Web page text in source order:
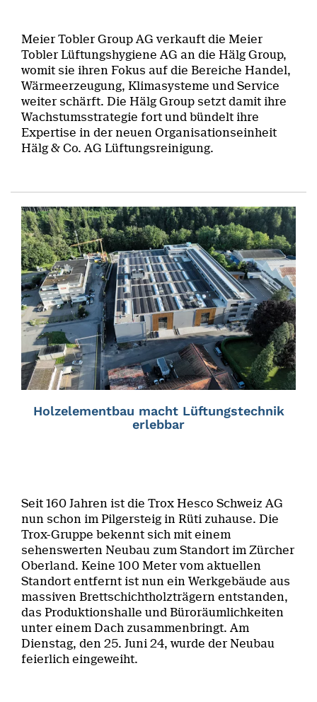
Meier Tobler Group AG verkauft die Meier
Tobler Lüftungshygiene AG an die Hälg Group,
womit sie ihren Fokus auf die Bereiche Handel,
Wärmeerzeugung, Klimasysteme und Service
weiter schärft. Die Hälg Group setzt damit ihre
Wachstumsstrategie fort und bündelt ihre
Expertise in der neuen Organisationseinheit
Hälg & Co. AG Lüftungsreinigung.
Holzelementbau macht Lüftungstechnik
erlebbar
Seit 160 Jahren ist die Trox Hesco Schweiz AG
nun schon im Pilgersteig in Rüti zuhause. Die
Trox-Gruppe bekennt sich mit einem
sehenswerten Neubau zum Standort im Zürcher
Oberland. Keine 100 Meter vom aktuellen
Standort entfernt ist nun ein Werkgebäude aus
massiven Brettschichtholzträgern entstanden,
das Produktionshalle und Büroräumlichkeiten
unter einem Dach zusammenbringt. Am
Dienstag, den 25. Juni 24, wurde der Neubau
feierlich eingeweiht.